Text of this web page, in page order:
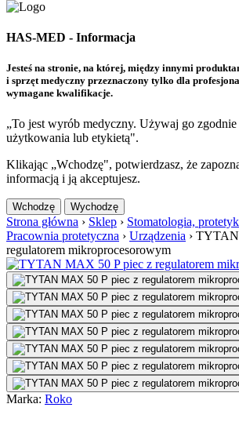
HAS-MED - Informacja
Jesteś na stronie, na której, między innymi
i sprzęt medyczny przeznaczony tylko dla
wymagane kwalifikacje.
„To jest wyrób medyczny. Używaj go
użytkowania lub etykietą".
Klikając „Wchodzę", potwierdzasz, że
informacją i ją akceptujesz.
Wchodzę Wychodzę
Strona główna › Sklep › Stomatologia,
Pracownia protetyczna › Urządzenia › TYTAN
regulatorem mikroprocesorowym
Marka: Roko